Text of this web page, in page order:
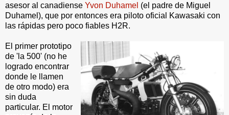
asesor al canadiense Yvon Duhamel (el padre de Miguel
Duhamel), que por entonces era piloto oficial Kawasaki con
las rápidas pero poco fiables H2R.
El primer prototipo
de 'la 500' (no he
logrado encontrar
donde le llamen
de otro modo) era
sin duda
particular. El motor